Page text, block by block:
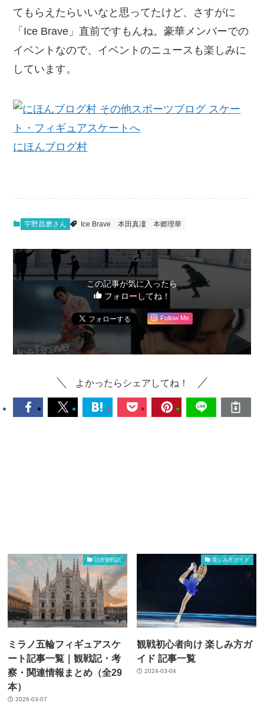
てもらえたらいいなと思ってたけど、さすがに
「Ice Brave」直前ですもんね。豪華メンバーでの
イベントなので、イベントのニュースも楽しみに
しています。
にほんブログ村
宇野昌磨さん Ice Brave 本田真凜 本郷理華
この記事が気に入ったら
フォローしてね！
Follow Me
よかったらシェアしてね！
試合観戦記
ミラノ五輪フィギュアスケ
ート記事一覧｜観戦記・考
察・関連情報まとめ（全29
本）
2026-03-07
楽しみ方ガイド
観戦初心者向け 楽しみ方ガ
イド 記事一覧
2024-03-04